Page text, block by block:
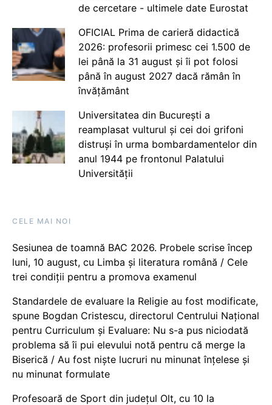
de cercetare - ultimele date Eurostat
OFICIAL Prima de carieră didactică
2026: profesorii primesc cei 1.500 de
lei până la 31 august și îi pot folosi
până în august 2027 dacă rămân în
învățământ
Universitatea din București a
reamplasat vulturul și cei doi grifoni
distruși în urma bombardamentelor din
anul 1944 pe frontonul Palatului
Universității
CELE MAI NOI
Sesiunea de toamnă BAC 2026. Probele scrise încep
luni, 10 august, cu Limba și literatura română / Cele
trei condiții pentru a promova examenul
Standardele de evaluare la Religie au fost modificate,
spune Bogdan Cristescu, directorul Centrului Național
pentru Curriculum și Evaluare: Nu s-a pus niciodată
problema să îi pui elevului notă pentru că merge la
Biserică / Au fost niște lucruri nu minunat înțelese și
nu minunat formulate
Profesoară de Sport din județul Olt, cu 10 la